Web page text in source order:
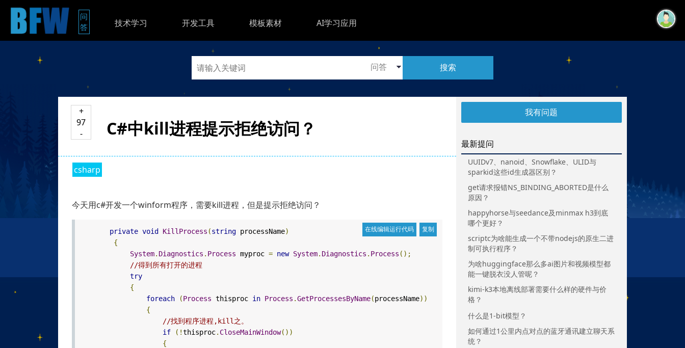
问
答
技术学习 开发工具 模板素材 AI学习应用
搜索
+
97
-
C#中kill进程提示拒绝访问？
csharp
今天用c#开发一个winform程序，需要kill进程，但是提示拒绝访问？
private void KillProcess (stringprocessName)
{
System. Diagnostics . Process myproc = new System. Diagnostics . Process ();
//得到所有打开的进程
try
{
foreach
(Process thisproc in Process .GetProcessesByName(processName))
{
//找到程序进程,kill之。
if
(!thisproc. CloseMainWindow())
{
我有问题
最新提问
UUIDv7、nanoid、Snowflake、ULID与
sparkid这些id生成器区别？
get请求报错NS_BINDING_ABORTED是什么
原因？
happyhorse与seedance及minmax h3到底
哪个更好？
scriptc为啥能生成一个不带nodejs的原生二进
制可执行程序？
为啥huggingface那么多ai图片和视频模型都
能一键脱衣没人管呢？
kimi-k3本地离线部署需要什么样的硬件与价
格？
什么是1-bit模型？
如何通过1公里内点对点的蓝牙通讯建立聊天系
统？